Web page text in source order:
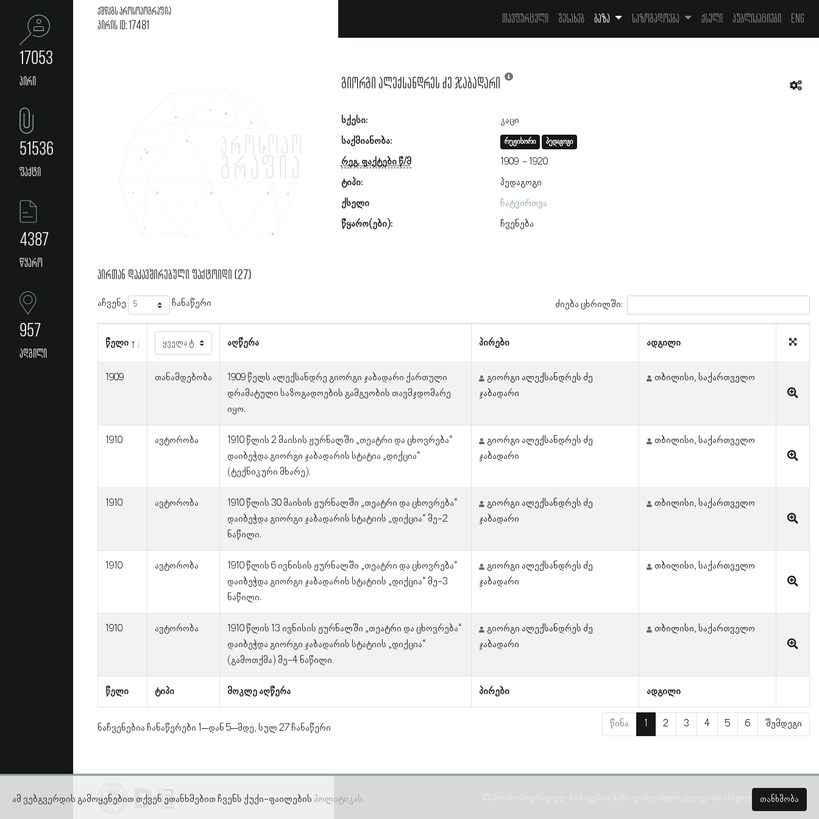
17053
პირი
51536
ფაქტი
4387
წყარო
957
ადგილი
ქშწკგს პროსოპოგრაფია
პირის ID: 17481 თავფურცელი შესახებ ბაზა საზოგადოება ქსელი პუბლიკაციები Eng
გიორგი ალექსანდრეს ძე ჯაბადარი
სქესი:
კაცი
საქმიანობა:
რეჟისორი პედაგოგი
რეგ. ფაქტები წ/მ 1909
1920
ტიპი:
პედაგოგი
ქსელი
ჩატვირთვა
წყარო(ები):
ჩვენება
პირთან დაკავშირებული ფაქტოიდი (27)
აჩვენე ჩანაწერი ძიება ცხრილში:
წელი აღწერა პირები ადგილი
წელი ტიპი მოკლე აღწერა პირები ადგილი
1909 თანამდებობა
1909 წელს ალექსანდრე გიორგი ჯაბადარი ქართული
დრამატული საზოგადოების გამგეობის თავმჯდომარე
იყო.
გიორგი ალექსანდრეს ძე
ჯაბადარი
თბილისი, საქართველო
1910 ავტორობა
1910 წლის 2 მაისის ჟურნალში „თეატრი და ცხოვრება“
დაიბეჭდა გიორგი ჯაბადარის სტატია „დიქცია“
(ტექნიკური მხარე).
გიორგი ალექსანდრეს ძე
ჯაბადარი
თბილისი, საქართველო
1910 ავტორობა
1910 წლის 30 მაისის ჟურნალში „თეატრი და ცხოვრება“
დაიბეჭდა გიორგი ჯაბადარის სტატიის „დიქცია“ მე-2
ნაწილი.
გიორგი ალექსანდრეს ძე
ჯაბადარი
თბილისი, საქართველო
1910 ავტორობა
1910 წლის 6 ივნისის ჟურნალში „თეატრი და ცხოვრება“
დაიბეჭდა გიორგი ჯაბადარის სტატიის „დიქცია“ მე-3
ნაწილი.
გიორგი ალექსანდრეს ძე
ჯაბადარი
თბილისი, საქართველო
1910 ავტორობა
1910 წლის 13 ივნისის ჟურნალში „თეატრი და ცხოვრება“
დაიბეჭდა გიორგი ჯაბადარის სტატიის „დიქცია“
(გამოთქმა) მე-4 ნაწილი.
გიორგი ალექსანდრეს ძე
ჯაბადარი
თბილისი, საქართველო
ნაჩვენებია ჩანაწერები 1–დან 5–მდე, სულ 27 ჩანაწერი წინა 1 2 3 4 5 6 შემდეგი
ამ ვებგვერდის გამოყენებით თქვენ ეთანხმებით ჩვენს ქუქი-ფაილების პოლიტიკას. თანხმობა
© პროსოპოგრაფიულ მონაცემთა ბაზა, ლინგვისტურ კვლევათა ინსტიტუტი 2018 - 2026